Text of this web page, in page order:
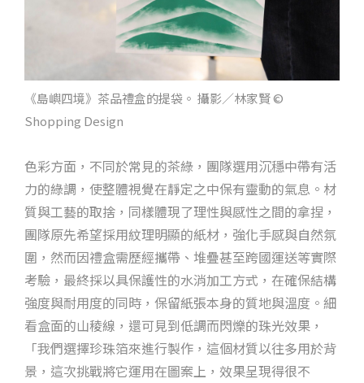
《島嶼四境》茶品禮盒的提袋。 攝影／林家賢 ©
Shopping Design
色彩方面，不同於常見的茶綠，團隊選用沉穩中帶有活
力的綠調，使整體視覺在靜定之中保有靈動的氣息。材
質與工藝的取捨，同樣體現了理性與感性之間的拿捏，
團隊原先希望採用紋理明顯的紙材，強化手感與自然氛
圍，然而因禮盒需歷經攜帶、堆疊甚至跨國運送等實際
考驗，最終採以具保護性的水消加工方式，在確保結構
強度與耐用度的同時，保留紙張本身的質地與溫度。細
看盒面的山稜線，還可見到低調而閃爍的珠光效果，
「我們選擇珍珠箔來進行製作，這個材質以往多用於背
景，這次挑戰將它運用在圖案上，效果呈現得很不